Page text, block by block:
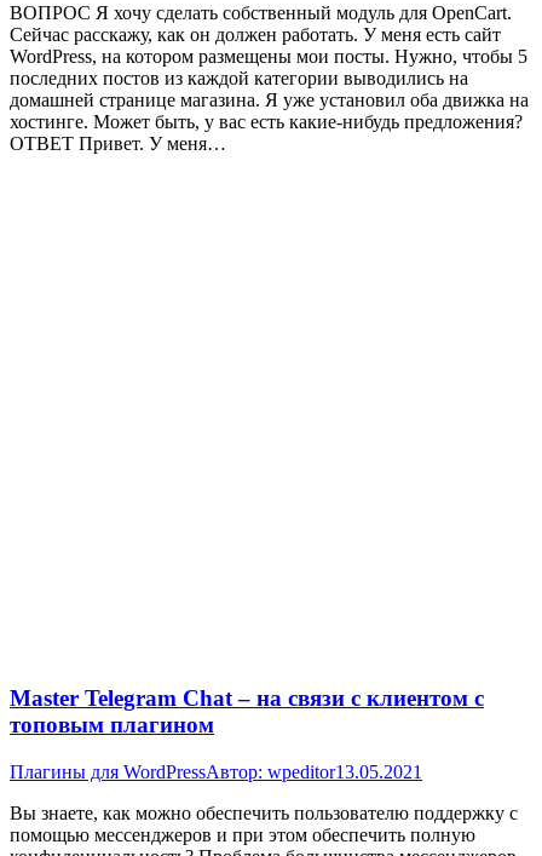
ВОПРОС Я хочу сделать собственный модуль для OpenCart.
Сейчас расскажу, как он должен работать. У меня есть сайт
WordPress, на котором размещены мои посты. Нужно, чтобы 5
последних постов из каждой категории выводились на
домашней странице магазина. Я уже установил оба движка на
хостинге. Может быть, у вас есть какие-нибудь предложения?
ОТВЕТ Привет. У меня…
Master Telegram Chat – на связи с клиентом с
топовым плагином
Плагины для WordPressАвтор: wpeditor13.05.2021
Вы знаете, как можно обеспечить пользователю поддержку с
помощью мессенджеров и при этом обеспечить полную